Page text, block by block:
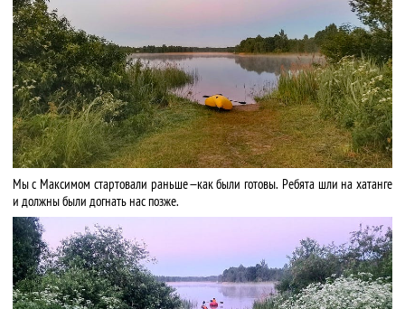
Мы с Максимом стартовали раньше — как были готовы. Ребята шли на хатанге
и должны были догнать нас позже.